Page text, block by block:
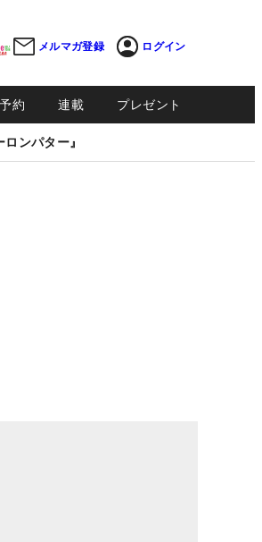
メルマガ登録 ログイン
約 連載 プレゼント
ンパター』